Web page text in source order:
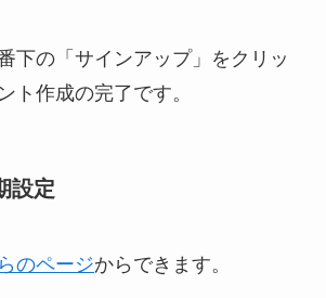
下の「サインアップ」をクリッ
ト作成の完了です。
設定
のページからできます。